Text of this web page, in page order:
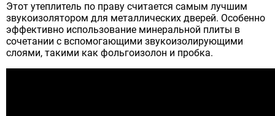
Этот утеплитель по праву считается самым лучшим
звукоизолятором для металлических дверей. Особенно
эффективно использование минеральной плиты в
сочетании с вспомогающими звукоизолирующими
слоями, такими как фольгоизолон и пробка.